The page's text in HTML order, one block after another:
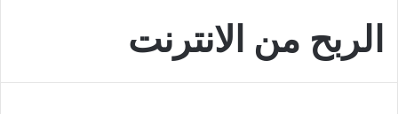
الربح من الانترنت